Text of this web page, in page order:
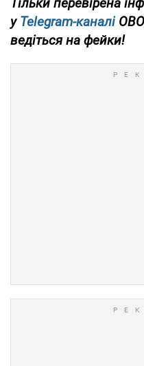
Тільки перевірена
уTelegram-каналі
ведіться на фейки!